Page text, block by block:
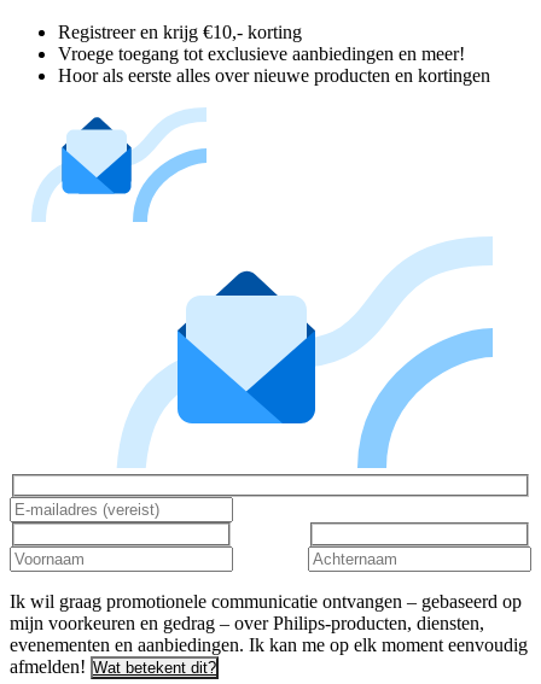
Registreer en krijg €10,- korting
Vroege toegang tot exclusieve aanbiedingen en meer!
Hoor als eerste alles over nieuwe producten en kortingen
Ik wil graag promotionele communicatie ontvangen – gebaseerd op
mijn voorkeuren en gedrag – over Philips-producten, diensten,
evenementen en aanbiedingen. Ik kan me op elk moment eenvoudig
afmelden! Wat betekent dit?